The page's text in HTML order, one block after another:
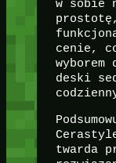
w sobie
cenie,
deski
twarda